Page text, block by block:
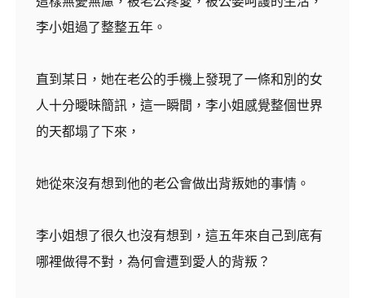
李小姐過了整整五年。
直到某日，她在老公的手機上發現了一條和別的女
人十分曖昧簡訊，這一瞬間，李小姐感覺整個世界
的天都塌了下來，
她從來沒有想到他的老公會做出背叛她的事情。
李小姐想了很久也沒有想到，這五年來自己到底有
哪裡做得不對，為何會遭到愛人的背叛？